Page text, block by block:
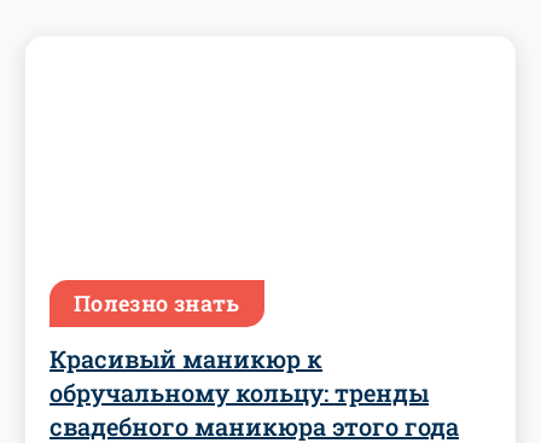
Полезно знать
Красивый маникюр к
обручальному кольцу: тренды
свадебного маникюра этого года